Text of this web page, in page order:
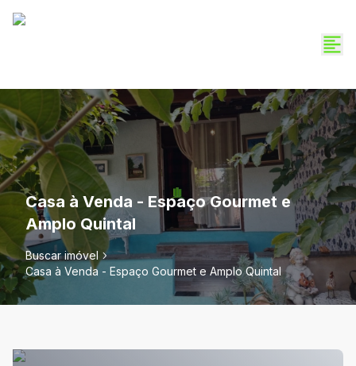
Casa à Venda - Espaço Gourmet e
Amplo Quintal
Buscar imóvel
Casa à Venda - Espaço Gourmet e Amplo Quintal